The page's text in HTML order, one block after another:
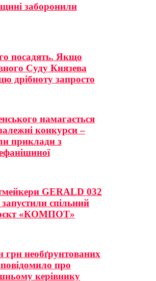
заборонили
посадять. Якщо
Суду Князева
дрібноту запросто
намагається
конкурси –
приклади з
GERALD 032
спільний
«КОМПОТ»
необґрунтованих
про
керівнику